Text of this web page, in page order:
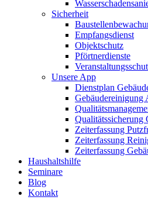
Sicherheit
Empfangsdienst
Objektschutz
Pförtnerdienste
Unsere App
Dienstplan
Gebäudereinigung
Qualitätssicherung
Zeiterfassung
Zeiterfassung
Zeiterfassung
Haushaltshilfe
Seminare
Blog
Kontakt